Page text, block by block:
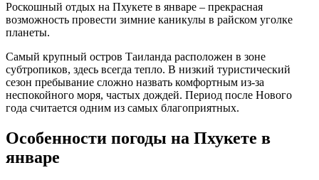
Роскошный отдых на Пхукете в январе – прекрасная
возможность провести зимние каникулы в райском уголке
планеты.
Самый крупный остров Таиланда расположен в зоне
субтропиков, здесь всегда тепло. В низкий туристический
сезон пребывание сложно назвать комфортным из-за
неспокойного моря, частых дождей. Период после Нового
года считается одним из самых благоприятных.
Особенности погоды на Пхукете в
январе